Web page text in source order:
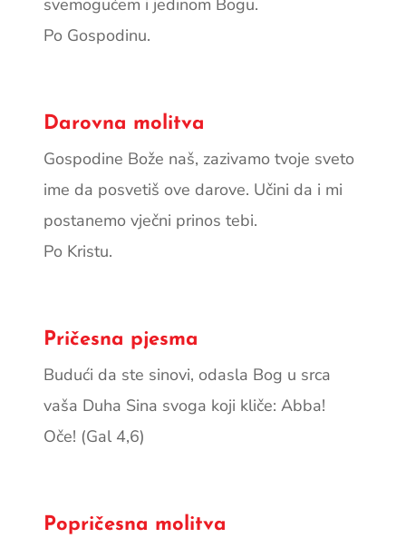
svemogućem i jedinom Bogu.
Po Gospodinu.
Darovna molitva
Gospodine Bože naš, zazivamo tvoje sveto
ime da posvetiš ove darove. Učini da i mi
postanemo vječni prinos tebi.
Po Kristu.
Pričesna pjesma
Budući da ste sinovi, odasla Bog u srca
vaša Duha Sina svoga koji kliče: Abba!
Oče! (Gal 4,6)
Popričesna molitva